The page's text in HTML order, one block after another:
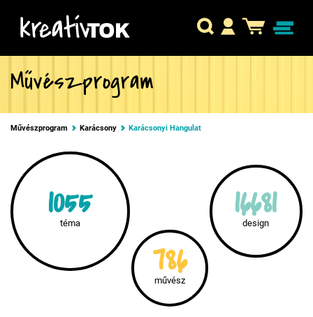
Művészprogram
Művészprogram Karácsony Karácsonyi Hangulat
1055
téma
786
művész
16681
design